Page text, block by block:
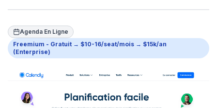
Swapn
Orus
Abby
Shine
Agenda En Ligne
Freemium - Gratuit → $10-16/seat/mois → $15k/an
(Enterprise)